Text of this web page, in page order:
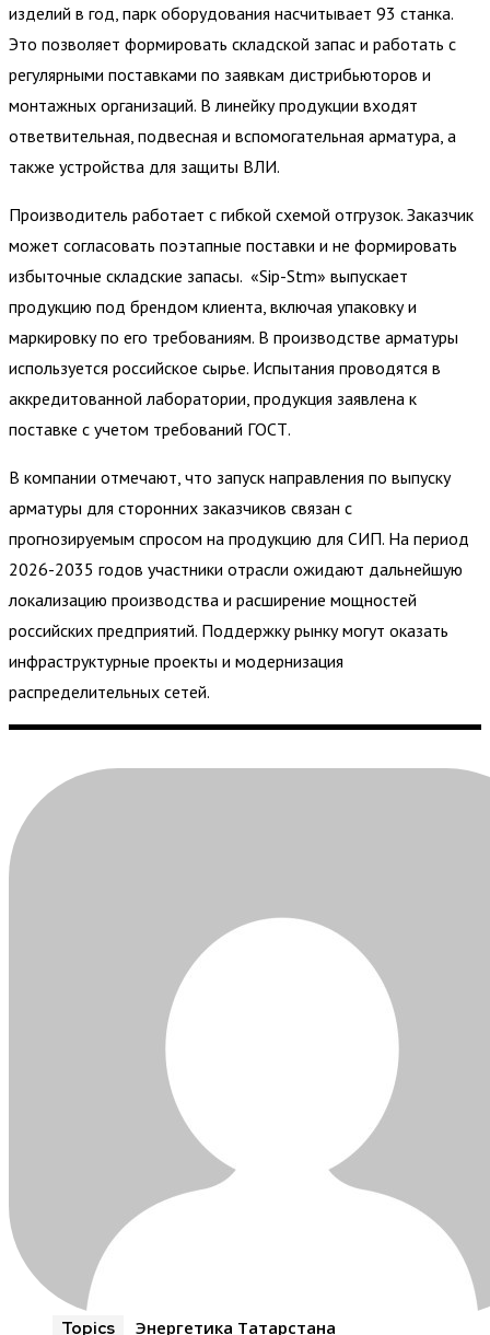
изделий в год, парк оборудования насчитывает 93 станка.
Это позволяет формировать складской запас и работать с
регулярными поставками по заявкам дистрибьюторов и
монтажных организаций. В линейку продукции входят
ответвительная, подвесная и вспомогательная арматура, а
также устройства для защиты ВЛИ.
Производитель работает с гибкой схемой отгрузок. Заказчик
может согласовать поэтапные поставки и не формировать
избыточные складские запасы. «Sip-Stm» выпускает
продукцию под брендом клиента, включая упаковку и
маркировку по его требованиям. В производстве арматуры
используется российское сырье. Испытания проводятся в
аккредитованной лаборатории, продукция заявлена к
поставке с учетом требований ГОСТ.
В компании отмечают, что запуск направления по выпуску
арматуры для сторонних заказчиков связан с
прогнозируемым спросом на продукцию для СИП. На период
2026-2035 годов участники отрасли ожидают дальнейшую
локализацию производства и расширение мощностей
российских предприятий. Поддержку рынку могут оказать
инфраструктурные проекты и модернизация
распределительных сетей.
Topics Энергетика Татарстана